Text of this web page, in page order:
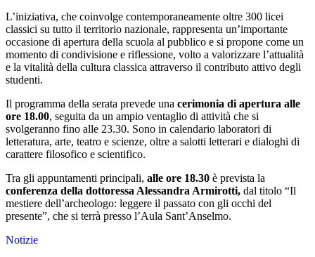
L’iniziativa, che coinvolge contemporaneamente oltre 300 licei
classici su tutto il territorio nazionale, rappresenta un’importante
occasione di apertura della scuola al pubblico e si propone come un
momento di condivisione e riflessione, volto a valorizzare l’attualità
e la vitalità della cultura classica attraverso il contributo attivo degli
studenti.
Il programma della serata prevede una cerimonia di apertura alle
ore 18.00, seguita da un ampio ventaglio di attività che si
svolgeranno fino alle 23.30. Sono in calendario laboratori di
letteratura, arte, teatro e scienze, oltre a salotti letterari e dialoghi di
carattere filosofico e scientifico.
Tra gli appuntamenti principali, alle ore 18.30 è prevista la
conferenza della dottoressa Alessandra Armirotti, dal titolo “Il
mestiere dell’archeologo: leggere il passato con gli occhi del
presente”, che si terrà presso l’Aula Sant’Anselmo.
Notizie